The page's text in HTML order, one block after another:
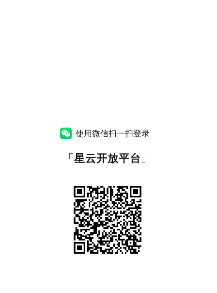
使用微信扫一扫登录
「星云开放平台 」